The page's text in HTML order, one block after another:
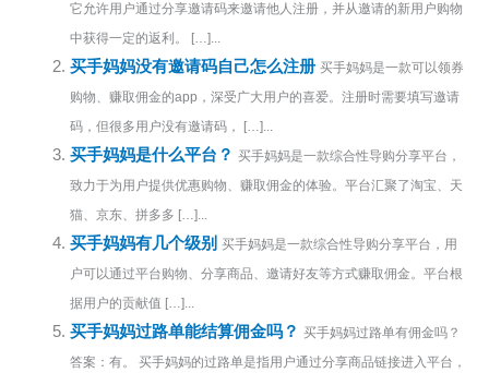
它允许用户通过分享邀请码来邀请他人注册，并从邀请的新用户购物
中获得一定的返利。 […]...
买手妈妈没有邀请码自己怎么注册 买手妈妈是一款可以领券
购物、赚取佣金的app，深受广大用户的喜爱。注册时需要填写邀请
码，但很多用户没有邀请码， […]...
买手妈妈是什么平台？ 买手妈妈是一款综合性导购分享平台，
致力于为用户提供优惠购物、赚取佣金的体验。平台汇聚了淘宝、天
猫、京东、拼多多 […]...
买手妈妈有几个级别 买手妈妈是一款综合性导购分享平台，用
户可以通过平台购物、分享商品、邀请好友等方式赚取佣金。平台根
据用户的贡献值 […]...
买手妈妈过路单能结算佣金吗？ 买手妈妈过路单有佣金吗？
答案：有。 买手妈妈的过路单是指用户通过分享商品链接进入平台，